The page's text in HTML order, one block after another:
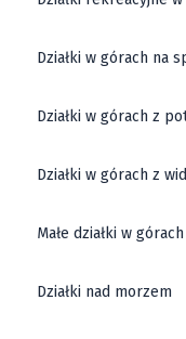
Działki w górach na
Działki w górach z
Działki w górach z
Małe działki w górach
Działki nad morzem